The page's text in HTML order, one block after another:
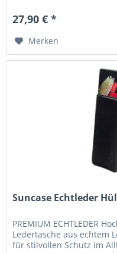
27,90 € *
Merken
Suncase Echtleder
PREMIUM ECHTLEDER
Ledertasche aus echtem
für stilvollen Schutz im